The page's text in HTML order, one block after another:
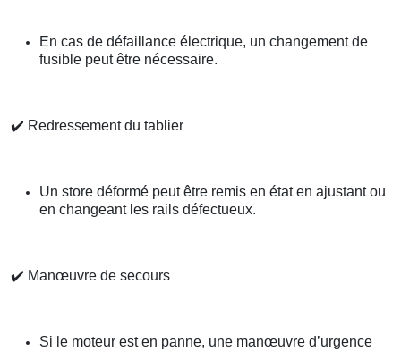
En cas de défaillance électrique, un changement de
fusible peut être nécessaire.
✔️ Redressement du tablier
Un store déformé peut être remis en état en ajustant ou
en changeant les rails défectueux.
✔️ Manœuvre de secours
Si le moteur est en panne, une manœuvre d’urgence